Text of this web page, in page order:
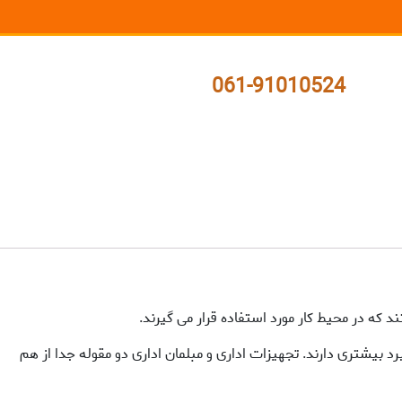
061-91010524
در محیط کار مورد استفاده قرار می گیرند.
دارند. تجهیزات اداری و مبلمان اداری دو مقوله جدا از هم